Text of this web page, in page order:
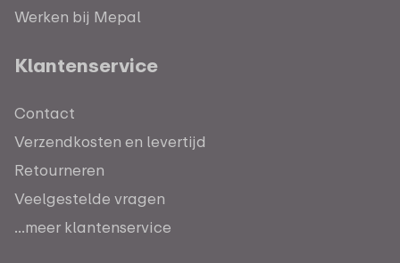
Werken bij Mepal
Klantenservice
Contact
Verzendkosten en levertijd
Retourneren
Veelgestelde vragen
...meer klantenservice